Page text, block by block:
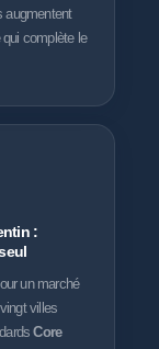
augmentent
complète le
:
un marché
villes
Core